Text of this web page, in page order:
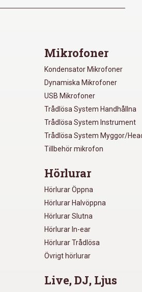
Mikrofoner
Kondensator Mikrofoner
Dynamiska Mikrofoner
USB Mikrofoner
Trådlösa System Handhållna
Trådlösa System Instrument
Trådlösa System Myggor/
Tillbehör mikrofon
Hörlurar
Hörlurar Öppna
Hörlurar Halvöppna
Hörlurar Slutna
Hörlurar In-ear
Hörlurar Trådlösa
Övrigt hörlurar
Live, DJ, Ljus